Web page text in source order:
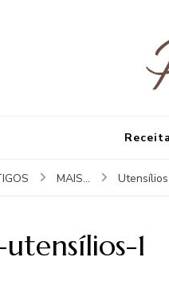
MAIS...
1